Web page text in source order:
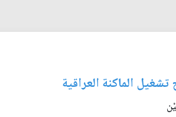
الماكنة العراقية